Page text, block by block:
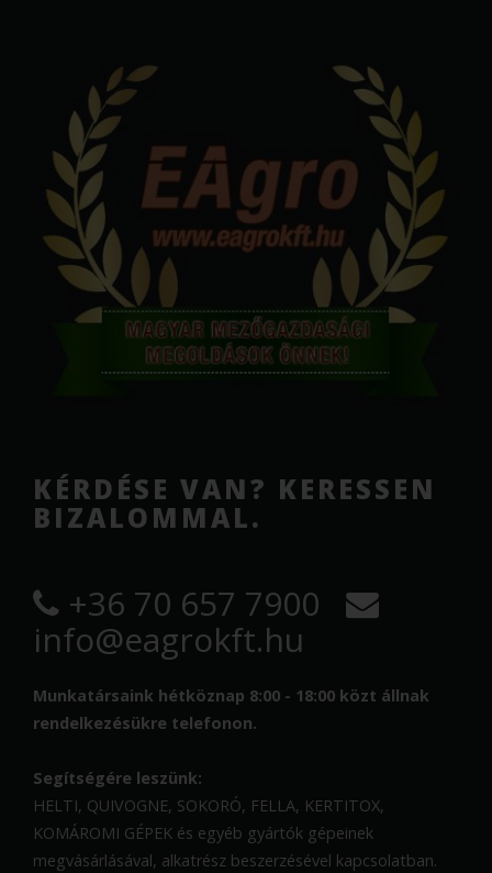
KÉRDÉSE VAN? KERESSEN
BIZALOMMAL.
+36 70 657 7900
info@eagrokft.hu
Munkatársaink hétköznap 8:00 - 18:00 közt állnak
rendelkezésükre telefonon.
Segítségére leszünk:
HELTI, QUIVOGNE, SOKORÓ, FELLA, KERTITOX,
KOMÁROMI GÉPEK és egyéb gyártók gépeinek
megvásárlásával, alkatrész beszerzésével kapcsolatban.